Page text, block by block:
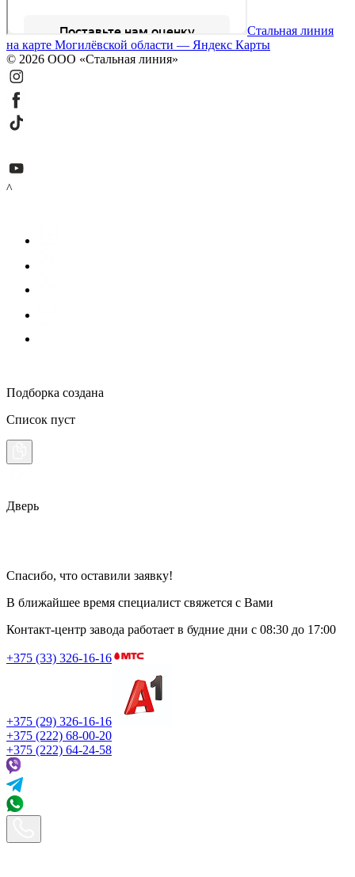
Стальная линия
на карте Могилёвской области — Яндекс Карты
© 2026 ООО «Стальная линия»
^
Подборка создана
Список пуст
Дверь
Спасибо, что оставили заявку!
В ближайшее время специалист свяжется с Вами
Контакт-центр завода работает в будние дни с 08:30 до 17:00
+375 (33) 326-16-16
+375 (29) 326-16-16
+375 (222) 68-00-20
+375 (222) 64-24-58